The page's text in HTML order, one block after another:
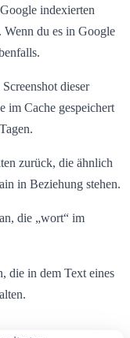
indexierten
Wenn du es in Google
dieser
im Cache gespeichert
zurück, die ähnlich
in Beziehung stehen.
die „wort“ im
die in dem Text eines